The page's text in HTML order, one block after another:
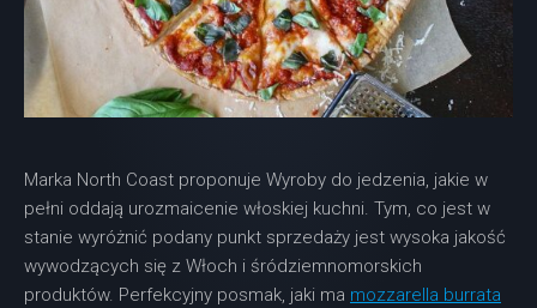
Marka North Coast proponuje Wyroby do jedzenia, jakie w
pełni oddają urozmaicenie włoskiej kuchni. Tym, co jest w
stanie wyróżnić podany punkt sprzedaży jest wysoka jakość
wywodzących się z Włoch i śródziemnomorskich
produktów. Perfekcyjny posmak, jaki ma mozzarella burrata